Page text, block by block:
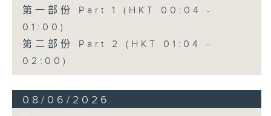
第一部份 Part 1 (HKT 00:04 -
01:00)
第二部份 Part 2 (HKT 01:04 -
02:00)
08/06/2026